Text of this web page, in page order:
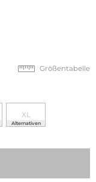
Größentabelle
XL
Alternativen